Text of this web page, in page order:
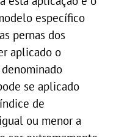
específico
pernas dos
aplicado o
se aplicado
de
ou menor a